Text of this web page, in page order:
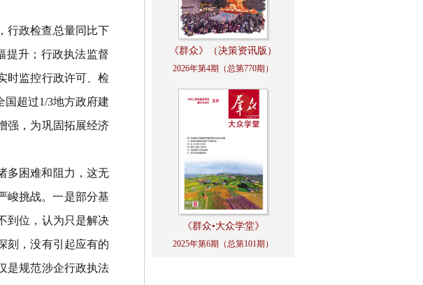
行政检查总量同比下
提升；行政执法监督
时监控行政许可、检
国超过1/3地方政府建
强，为巩固拓展经济
多困难和阻力，这无
峻挑战。一是部分基
到位，认为只是解决
刻，没有引起应有的
是规范涉企行政执法
《群众》（决策资讯版）
2026年第4期（总第770期）
《群众•大众学堂》
2025年第6期（总第101期）